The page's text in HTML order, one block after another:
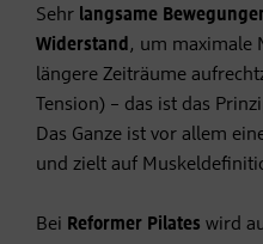
Sehr langsame
Widerstand, um maximale
längere Zeiträume
Tension) – das ist das
Das Ganze ist vor allem
und zielt auf
Bei Reformer Pilates wird